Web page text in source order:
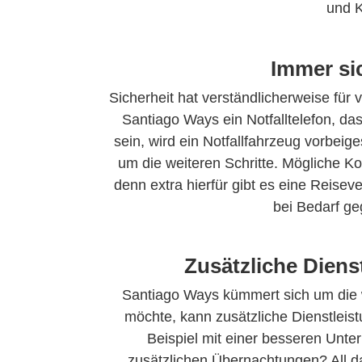
und
Immer
Sicherheit hat verständlicherweise für
Santiago Ways ein Notfalltelefon,
sein, wird ein Notfallfahrzeug
um die weiteren Schritte. Mögliche
denn extra hierfür gibt es eine
bei Bedarf
Zusätzliche
Santiago Ways kümmert sich um
möchte, kann zusätzliche
Beispiel mit einer besseren